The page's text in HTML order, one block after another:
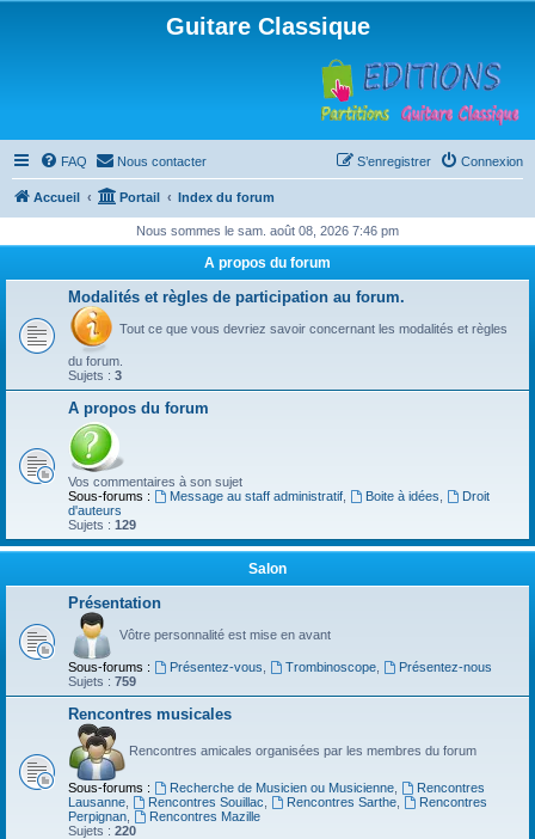
Guitare Classique
FAQ Nous contacter Connexion
S’enregistrer
Accueil Portail Index du forum
Nous sommes le sam. août 08, 2026 7:46 pm
A propos du forum
Modalités et règles de participation au forum.
Tout ce que vous devriez savoir concernant les modalités et règles
du forum.
Sujets : 3
A propos du forum
Vos commentaires à son sujet
Sous-forums :
Message au staff administratif, Boite à idées
Droit
d'auteurs
Sujets : 129
Salon
Présentation
Vôtre personnalité est mise en avant
Sous-forums : Présentez-vous Trombinoscope,
Présentez-nous
Sujets : 759
Rencontres musicales
Rencontres amicales organisées par les membres du forum
Sous-forums : Recherche de Musicien ou Musicienne,
Rencontres
Lausanne
Rencontres Souillac Rencontres Sarthe,
Rencontres
Perpignan
Rencontres Mazille
Sujets : 220